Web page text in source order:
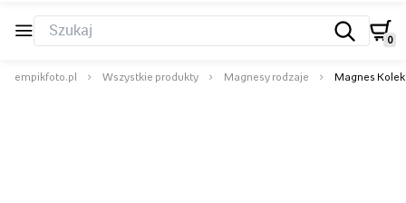
0
empikfoto.pl Wszystkie produkty Magnesy rodzaje Magnes